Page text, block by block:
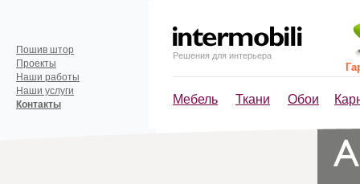
Решения для интерьера
Мебель Ткани Обои
Пошив штор
Проекты
Наши работы
Наши услуги
Контакты